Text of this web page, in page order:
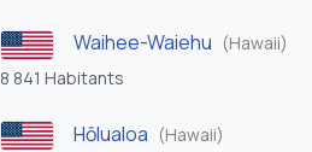
Waihee-Waiehu (Hawaii)
8 841 Habitants
Hōlualoa (Hawaii)